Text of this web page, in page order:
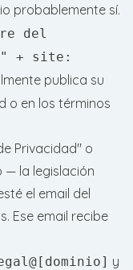
probablemente sí.
del
+ site:
publica su
o en los términos
Privacidad" o
— la legislación
el email del
Ese email recibe
y